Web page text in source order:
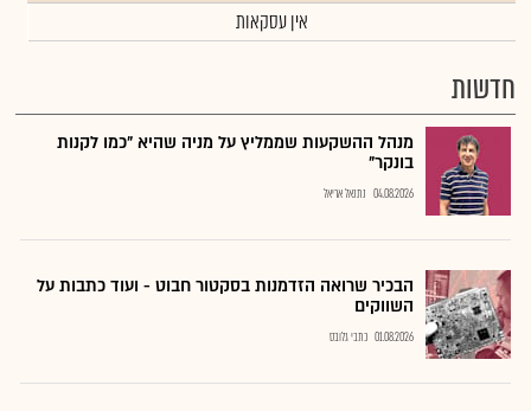
אין עסקאות
חדשות
מנהל ההשקעות שממליץ על מניה שהיא "כמו לקנות
בונקר"
04.08.2026 נתנאל אריאל
הבכיר שרואה הזדמנות בסקטור חבוט - ועוד כתבות על
השווקים
01.08.2026 כתבי גלובס